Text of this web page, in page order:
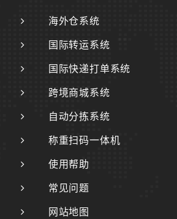
海外仓系统
国际转运系统
国际快递打单系统
跨境商城系统
自动分拣系统
称重扫码一体机
使用帮助
常见问题
网站地图